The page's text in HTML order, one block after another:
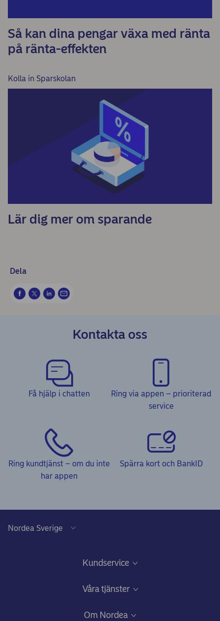
Så kan dina pengar växa med ränta
på ränta-effekten
Kolla in Sparskolan
Lär dig mer om sparande
Dela
Kontakta oss
Få hjälp i chatten
Ring via appen – prioriterad
service
Ring kundtjänst – om du inte
har appen
Spärra kort och BankID
Kundservice
Frågor & svar och Kundservice
Våra tjänster
Om Nordea